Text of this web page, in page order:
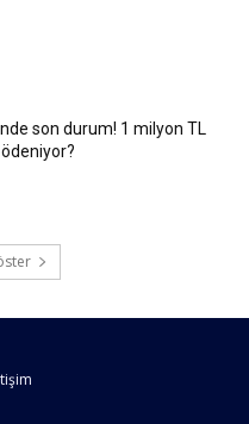
son durum! 1 milyon TL